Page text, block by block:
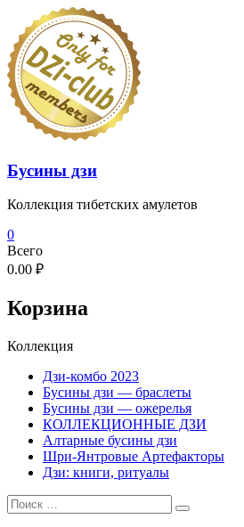
Перейти
содержимому
Бусины дзи
Коллекция тибетских амулетов
0
Всего
0.00 ₽
Корзина
Коллекция
Дзи-комбо 2023
Бусины дзи — браслеты
Бусины дзи — ожерелья
КОЛЛЕКЦИОННЫЕ ДЗИ
Алтарные бусины дзи
Шри-Янтровые Артефакторы
Дзи: книги, ритуалы